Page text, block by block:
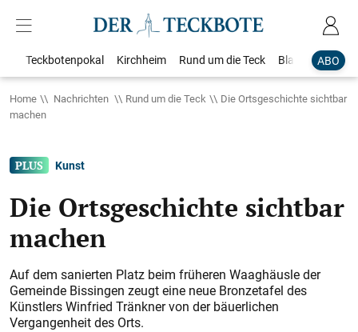
ABO
Teckbotenpokal Kirchheim Rund um die Teck Blaulicht
Home Nachrichten Rund um die Teck
Die Ortsgeschichte sichtbar
machen
Kunst
Die Ortsgeschichte sichtbar
machen
Auf dem sanierten Platz beim früheren Waaghäusle der
Gemeinde Bissingen zeugt eine neue Bronzetafel des
Künstlers Winfried Tränkner von der bäuerlichen
Vergangenheit des Orts.